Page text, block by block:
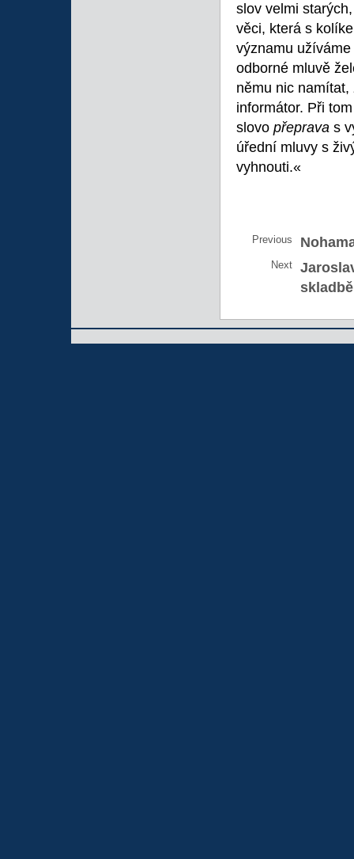
slov velmi
věci, která s
významu
odborné mluvě
němu nic
informátor. Při
slovo přeprava s
úřední mluvy s
vyhnouti.«
Previous
Next